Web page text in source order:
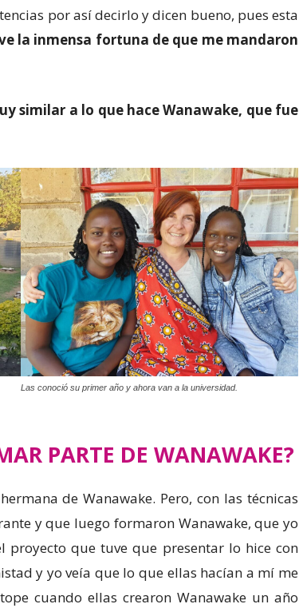
por así decirlo y dicen bueno, pues esta
la inmensa fortuna de que me mandaron
similar a lo que hace Wanawake, que fue
Las conoció su primer año y ahora van a la universidad.
PARTE DE WANAWAKE?
de Wanawake. Pero, con las técnicas
y que luego formaron Wanawake, que yo
que tuve que presentar lo hice con
y yo veía que lo que ellas hacían a mí me
cuando ellas crearon Wanawake un año